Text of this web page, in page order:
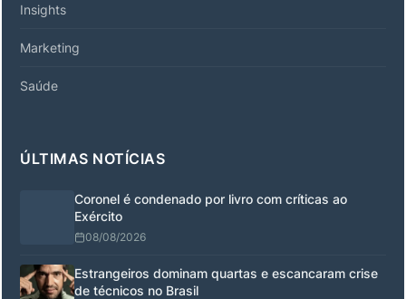
Insights
Marketing
Saúde
ÚLTIMAS NOTÍCIAS
Coronel é condenado por livro com críticas ao
Exército
08/08/2026
Estrangeiros dominam quartas e escancaram crise
de técnicos no Brasil